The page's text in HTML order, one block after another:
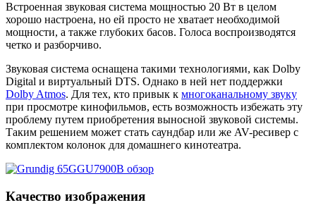
Встроенная звуковая система мощностью 20 Вт в целом
хорошо настроена, но ей просто не хватает необходимой
мощности, а также глубоких басов. Голоса воспроизводятся
четко и разборчиво.
Звуковая система оснащена такими технологиями, как Dolby
Digital и виртуальный DTS. Однако в ней нет поддержки
Dolby Atmos. Для тех, кто привык к многоканальному звуку
при просмотре кинофильмов, есть возможность избежать эту
проблему путем приобретения выносной звуковой системы.
Таким решением может стать саундбар или же AV-ресивер с
комплектом колонок для домашнего кинотеатра.
Качество изображения